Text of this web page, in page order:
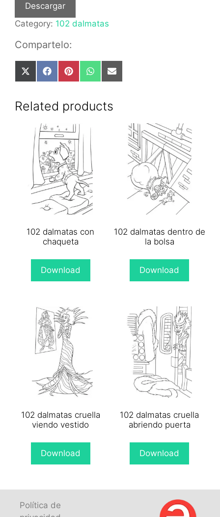
Descargar
Category: 102 dalmatas
Compartelo:
Share
on
(Twitter)
Share
on
Share
on
Share
on
Share
on
Related products
102 dalmatas con
chaqueta
Download
102 dalmatas dentro de
la bolsa
Download
102 dalmatas cruella
viendo vestido
Download
102 dalmatas cruella
abriendo puerta
Download
Política de